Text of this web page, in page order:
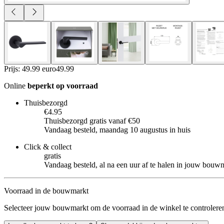
Prijs: 49.99 euro49.99
Online beperkt op voorraad
Thuisbezorgd
€4.95
Thuisbezorgd gratis vanaf €50
Vandaag besteld, maandag 10 augustus in huis
Click & collect
gratis
Vandaag besteld, al na een uur af te halen in jouw
Voorraad in de bouwmarkt
Selecteer jouw bouwmarkt om de voorraad in de winkel te